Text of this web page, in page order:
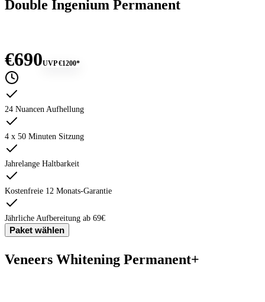
Double Ingenium Permanent
€690UVP€1200*
24 Nuancen Aufhellung
4 x 50 Minuten Sitzung
Jahrelange Haltbarkeit
Kostenfreie 12 Monats-Garantie
Jährliche Aufbereitung ab 69€
Paket wählen
Veneers Whitening Permanent+